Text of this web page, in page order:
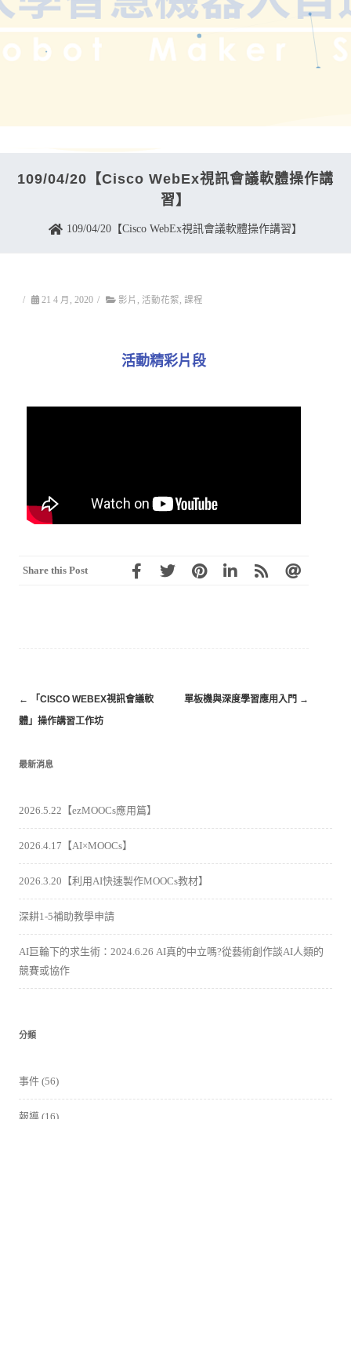
109/04/20【Cisco WebEx視訊會議軟體操作講
習】
109/04/20【Cisco WebEx視訊會議軟體操作講習】
/ 21 4 月, 2020 / 影片 活動花絮 課程
活動精彩片段
Share this Post
←
「CISCO WEBEX視訊會議軟
體」操作講習工作坊
單板機與深度學習應用入門 →
最新消息
2026.5.22【ezMOOCs應用篇】
2026.4.17【AI×MOOCs】
2026.3.20【利用AI快速製作MOOCs教材】
深耕1-5補助教學申請
AI巨輪下的求生術：2024.6.26 AI真的中立嗎?從藝術創作談AI人類的
競賽或協作
分類
事件 (56)
報導 (16)